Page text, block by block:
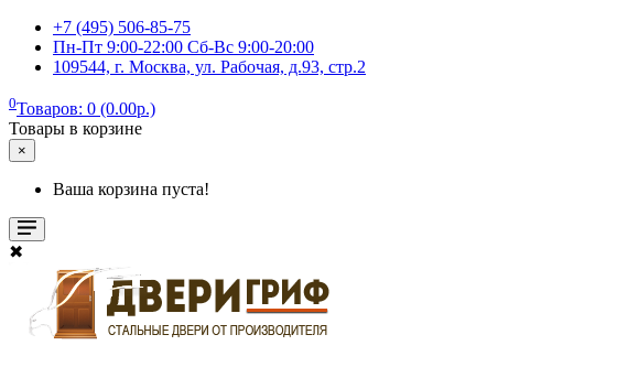
+7 (495) 506-85-75
Пн-Пт 9:00-22:00 Сб-Вс 9:00-20:00
109544, г. Москва, ул. Рабочая, д.93, стр.2
0Товаров: 0 (0.00р.)
Товары в корзине
×
Ваша корзина пуста!
✖